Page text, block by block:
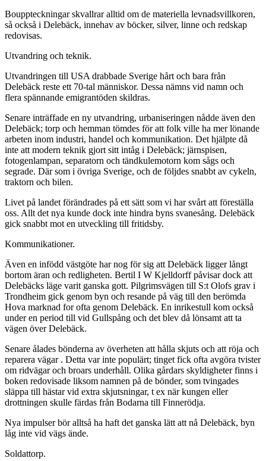
Bouppteckningar skvallrar alltid om de materiella levnadsvillkoren,
så också i Delebäck, innehav av böcker, silver, linne och redskap
redovisas.
Utvandring och teknik.
Utvandringen till USA drabbade Sverige hårt och bara från
Delebäck reste ett 70-tal människor. Dessa nämns vid namn och
flera spännande emigrantöden skildras.
Senare inträffade en ny utvandring, urbaniseringen nådde även den
Delebäck; torp och hemman tömdes för att folk ville ha mer lönande
arbeten inom industri, handel och kommunikation. Det hjälpte då
inte att modern teknik gjort sitt intåg i Delebäck; järnspisen,
fotogenlampan, separatorn och tändkulemotorn kom sågs och
segrade. Där som i övriga Sverige, och de följdes snabbt av cykeln,
traktorn och bilen.
Livet på landet förändrades på ett sätt som vi har svårt att föreställa
oss. Allt det nya kunde dock inte hindra byns svanesång. Delebäck
gick snabbt mot en utveckling till fritidsby.
Kommunikationer.
Även en infödd västgöte har nog för sig att Delebäck ligger långt
bortom äran och redligheten. Bertil I W Kjelldorff påvisar dock att
Delebäcks läge varit ganska gott. Pilgrimsvägen till S:t Olofs grav i
Trondheim gick genom byn och resande på väg till den berömda
Hova marknad for ofta genom Delebäck. En inrikestull kom också
under en period till vid Gullspång och det blev då lönsamt att ta
vägen över Delebäck.
Senare ålades bönderna av överheten att hålla skjuts och att röja och
reparera vägar . Detta var inte populärt; tinget fick ofta avgöra tvister
om ridvägar och broars underhåll. Olika gårdars skyldigheter finns i
boken redovisade liksom namnen på de bönder, som tvingades
släppa till hästar vid extra skjutsningar, t ex när kungen eller
drottningen skulle färdas från Bodarna till Finnerödja.
Nya impulser bör alltså ha haft det ganska lätt att nå Delebäck, byn
låg inte vid vägs ände.
Soldattorp.